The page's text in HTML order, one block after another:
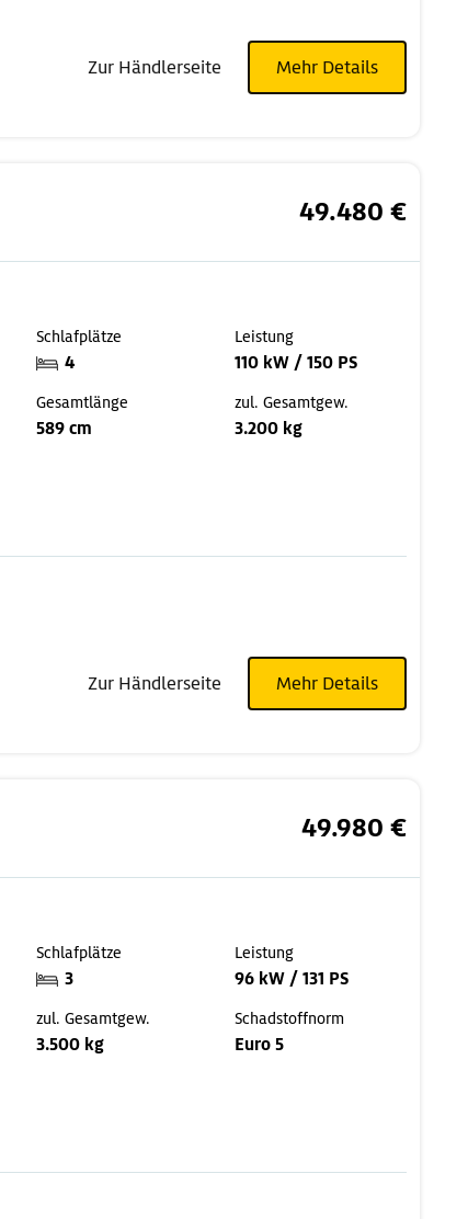
Zur Händlerseite Mehr Details
49.480 €
Schlafplätze
4
Leistung
110 kW / 150 PS
Gesamtlänge
589 cm
zul. Gesamtgew.
3.200 kg
Zur Händlerseite Mehr Details
49.980 €
Schlafplätze
3
Leistung
96 kW / 131 PS
zul. Gesamtgew.
3.500 kg
Schadstoffnorm
Euro 5